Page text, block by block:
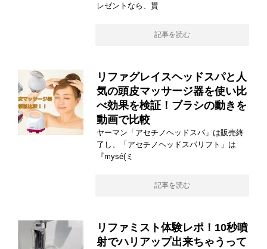
レゼントなら、貰
記事を読む
リファグレイスヘッドスパと人
気の頭皮マッサージ器を使い比
べ効果を検証！ブラシの動きを
動画で比較
ヤーマン「アセチノヘッドスパ」は販売終
了し、「アセチノヘッドスパリフト」は
『mysé(ミ
記事を読む
リファミスト体験レポ！10秒噴
射でハリアップ出来ちゃうって